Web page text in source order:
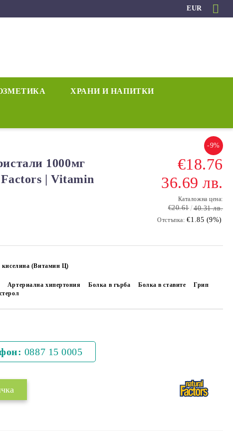
EUR
ХРАНИ И НАПИТКИ
1000мг
| Vitamin
-9%
€18.76
36.69 лв.
Каталожна цена:
€20.61 40.31 лв.
Отстъпка: €1.85 (9%)
киселина (Витамин Ц)
Артериална хипертония Болка в гърба Болка в ставите
Грип
0887 15 0005